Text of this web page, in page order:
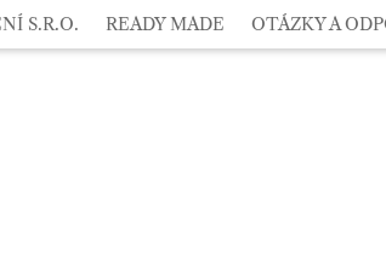
S.R.O. READY MADE OTÁZKY A